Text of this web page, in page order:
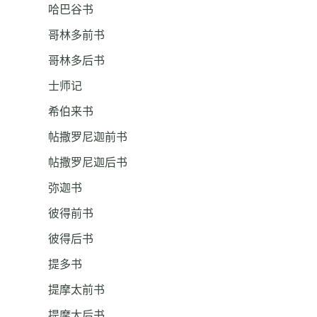
哈巴谷书
哥林多前书
哥林多后书
士师记
希伯来书
帖撒罗尼迦前书
帖撒罗尼迦后书
弥迦书
彼得前书
彼得后书
提多书
提摩太前书